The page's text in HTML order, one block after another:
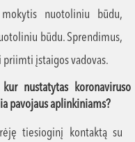
nuotoliniu būdu,
būdu. Sprendimus,
priimti įstaigos vadovas.
nustatytas koronaviruso
pavojaus aplinkiniams?
tiesioginį kontaktą su